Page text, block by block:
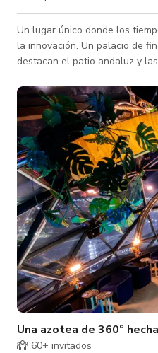
Un lugar único donde los
la innovación. Un palacio de
destacan el patio andaluz y las
completamente dedicado a la
Actualmente es el espacio de
más grande, que ofrece un
tecnológicas o startups, y
eventos y conferencias
60+ invitados